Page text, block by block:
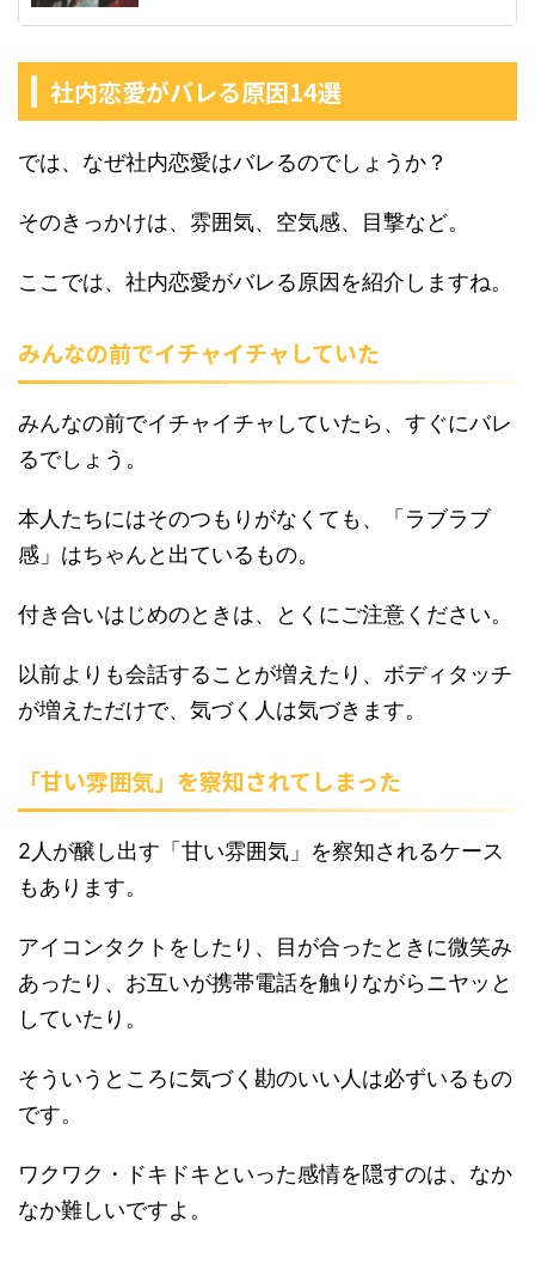
社内恋愛がバレる原因14選
では、なぜ社内恋愛はバレるのでしょうか？
そのきっかけは、雰囲気、空気感、目撃など。
ここでは、社内恋愛がバレる原因を紹介しますね。
みんなの前でイチャイチャしていた
みんなの前でイチャイチャしていたら、すぐにバレ
るでしょう。
本人たちにはそのつもりがなくても、「ラブラブ
感」はちゃんと出ているもの。
付き合いはじめのときは、とくにご注意ください。
以前よりも会話することが増えたり、ボディタッチ
が増えただけで、気づく人は気づきます。
「甘い雰囲気」を察知されてしまった
2人が醸し出す「甘い雰囲気」を察知されるケース
もあります。
アイコンタクトをしたり、目が合ったときに微笑み
あったり、お互いが携帯電話を触りながらニヤッと
していたり。
そういうところに気づく勘のいい人は必ずいるもの
です。
ワクワク・ドキドキといった感情を隠すのは、なか
なか難しいですよ。